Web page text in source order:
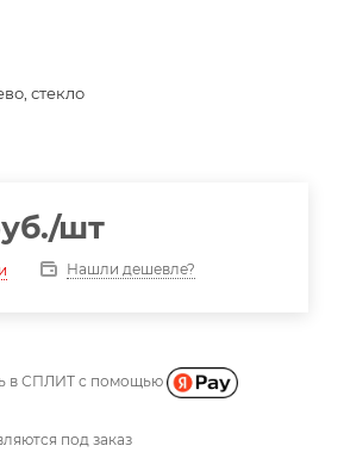
стекло
/шт
Нашли дешевле?
в СПЛИТ с помощью
под заказ